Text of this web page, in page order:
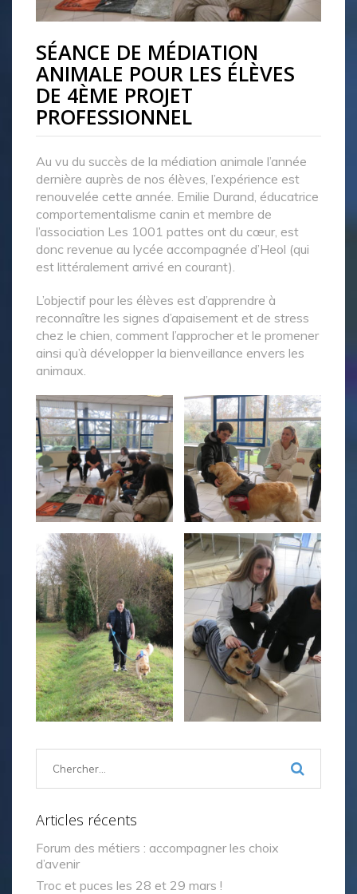
SÉANCE DE MÉDIATION
ANIMALE POUR LES ÉLÈVES
DE 4ÈME PROJET
PROFESSIONNEL
Au vu du succès de la médiation animale l’année
dernière auprès de nos élèves, l’expérience est
renouvelée cette année. Emilie Durand, éducatrice
comportementalisme canin et membre de
l’association Les 1001 pattes ont du cœur, est
donc revenue au lycée accompagnée d’Heol (qui
est littéralement arrivé en courant).
L’objectif pour les élèves est d’apprendre à
reconnaître les signes d’apaisement et de stress
chez le chien, comment l’approcher et le promener
ainsi qu’à développer la bienveillance envers les
animaux.
Articles récents
Forum des métiers : accompagner les choix
d’avenir
Troc et puces les 28 et 29 mars !